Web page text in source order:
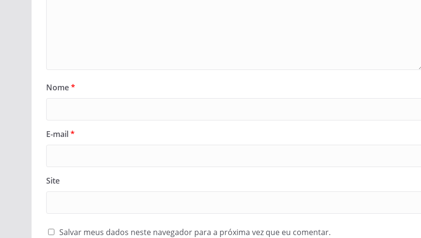
Nome*
E-mail*
Site
Salvar meus dados neste navegador para a próxima vez que eu comentar.